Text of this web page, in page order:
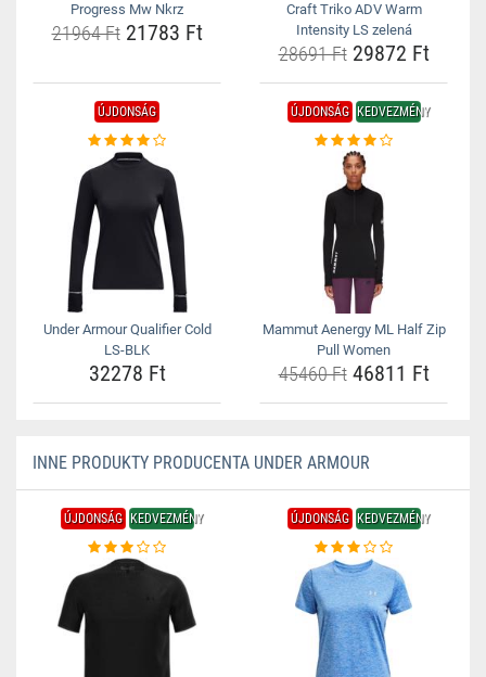
Progress Mw Nkrz
21964 Ft21783 Ft
Craft Triko ADV Warm
Intensity LS zelená
28691 Ft29872 Ft
ÚJDONSÁG
Under Armour Qualifier Cold
LS-BLK
32278 Ft
ÚJDONSÁG KEDVEZMÉNY
Mammut Aenergy ML Half Zip
Pull Women
45460 Ft46811 Ft
INNE PRODUKTY PRODUCENTA UNDER ARMOUR
ÚJDONSÁG KEDVEZMÉNY ÚJDONSÁG KEDVEZMÉNY